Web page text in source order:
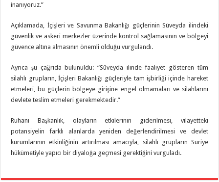
inanıyoruz.”
Açıklamada, İçişleri ve Savunma Bakanlığı güçlerinin Süveyda ilindeki
güvenlik ve askeri merkezler üzerinde kontrol sağlamasının ve bölgeyi
güvence altına almasının önemli olduğu vurgulandı.
Ayrıca şu çağrıda bulunuldu: “Süveyda ilinde faaliyet gösteren tüm
silahlı grupların, İçişleri Bakanlığı güçleriyle tam işbirliği içinde hareket
etmeleri, bu güçlerin bölgeye girişine engel olmamaları ve silahlarını
devlete teslim etmeleri gerekmektedir.”
Ruhani Başkanlık, olayların etkilerinin giderilmesi, vilayetteki
potansiyelin farklı alanlarda yeniden değerlendirilmesi ve devlet
kurumlarının etkinliğinin artırılması amacıyla, silahlı grupların Suriye
hükümetiyle yapıcı bir diyaloğa geçmesi gerektiğini vurguladı.